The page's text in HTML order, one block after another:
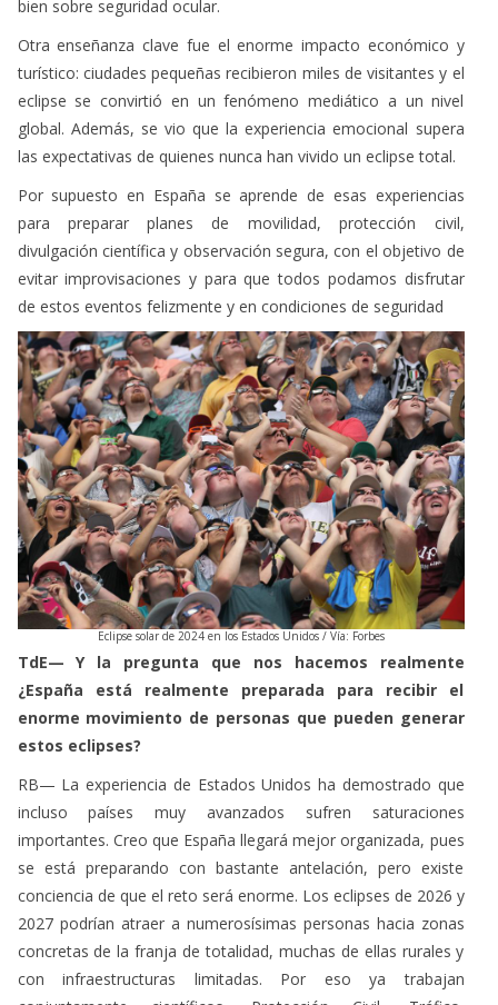
global. Además, se vio que la experiencia emocional supera
las expectativas de quienes nunca han vivido un eclipse total.
Por supuesto en España se aprende de esas experiencias
para preparar planes de movilidad, protección civil,
evitar improvisaciones y para que todos podamos disfrutar
de estos eventos felizmente y en condiciones de seguridad
Eclipse solar de 2024 en los Estados Unidos / Vía: Forbes
TdE— Y la pregunta que nos hacemos realmente
¿España está realmente preparada para recibir el
enorme movimiento de personas que pueden generar
estos eclipses?
RB— La experiencia de Estados Unidos ha demostrado que
incluso países muy avanzados sufren saturaciones
se está preparando con bastante antelación, pero existe
conciencia de que el reto será enorme. Los eclipses de 2026 y
2027 podrían atraer a numerosísimas personas hacia zonas
concretas de la franja de totalidad, muchas de ellas rurales y
con infraestructuras limitadas. Por eso ya trabajan
conjuntamente científicos, Protección Civil, Tráfico,
ayuntamientos y organismos turísticos. Las prioridades son
evitar colapsos circulatorios, reforzar servicios sanitarios y